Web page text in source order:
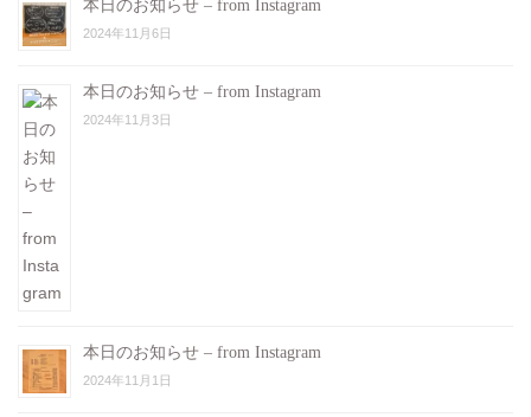
本日のお知らせ – from Instagram
2024年11月6日
本日のお知らせ – from Instagram
2024年11月3日
本日のお知らせ – from Instagram
2024年11月1日